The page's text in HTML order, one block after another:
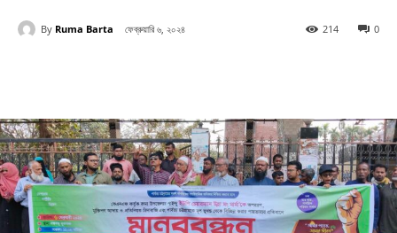
By Ruma Barta ফেব্রুয়ারি ৬, ২০২৪ 0
214